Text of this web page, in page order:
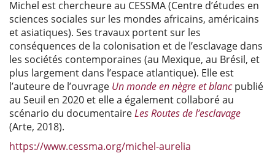
Michel est chercheure au CESSMA (Centre d’études en
sciences sociales sur les mondes africains, américains
et asiatiques). Ses travaux portent sur les
conséquences de la colonisation et de l’esclavage dans
les sociétés contemporaines (au Mexique, au Brésil, et
plus largement dans l’espace atlantique). Elle est
l’auteure de l’ouvrage Un monde en nègre et blancpublié
au Seuil en 2020 et elle a également collaboré au
scénario du documentaireLes Routes de l’esclavage
(Arte, 2018).
https://www.cessma.org/michel-aurelia